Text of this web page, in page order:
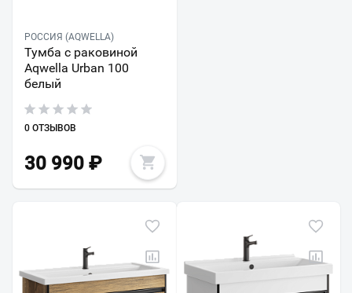
РОССИЯ (AQWELLA)
Тумба с раковиной
Aqwella Urban 100
белый
0 ОТЗЫВОВ
30 990 ₽